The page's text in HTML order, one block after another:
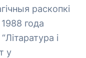
раскопкі
года
і
у